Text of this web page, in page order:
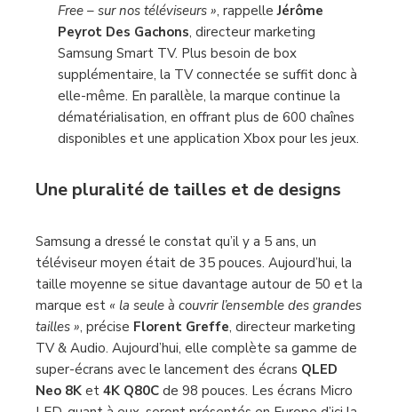
Free – sur nos téléviseurs », rappelleJérôme
Peyrot Des Gachons, directeur marketing
Samsung Smart TV. Plus besoin de box
supplémentaire, la TV connectée se suffit donc à
elle-même. En parallèle, la marque continue la
dématérialisation, en offrant plus de 600 chaînes
disponibles et une application Xbox pour les jeux.
Une pluralité de tailles et de designs
Samsung a dressé le constat qu’il y a 5 ans, un
téléviseur moyen était de 35 pouces. Aujourd’hui, la
taille moyenne se situe davantage autour de 50 et la
marque est « la seule à couvrir l’ensemble des grandes
tailles », précise Florent Greffe, directeur marketing
TV & Audio. Aujourd’hui, elle complète sa gamme de
super-écrans avec le lancement des écrans QLED
Neo 8K et 4K Q80C de 98 pouces. Les écrans Micro